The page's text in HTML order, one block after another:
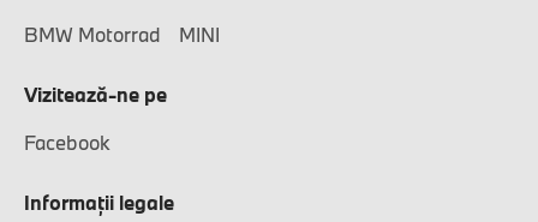
BMW Motorrad
MINI
Vizitează-ne pe
Facebook
Informaţii legale